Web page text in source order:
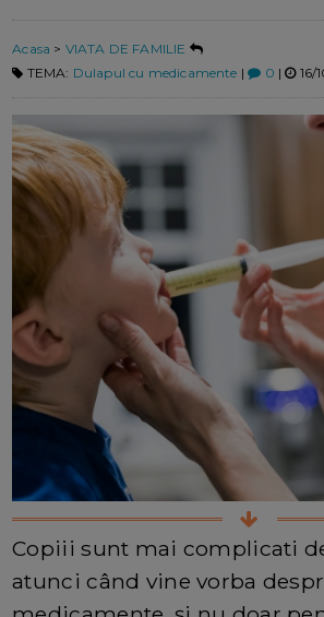
Acasa > VIATA DE FAMILIE
TEMA: Dulapul cu medicamente | 0 | 16/
Copiii sunt mai complicati
atunci când vine vorba